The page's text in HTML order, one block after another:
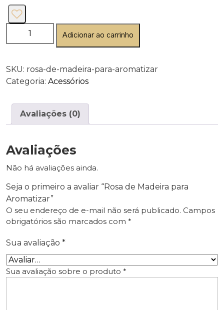
Adicionar ao carrinho
SKU: rosa-de-madeira-para-aromatizar
Categoria: Acessórios
Avaliações (0)
Avaliações
Não há avaliações ainda.
Seja o primeiro a avaliar “Rosa de Madeira para
Aromatizar”
O seu endereço de e-mail não será publicado. Campos
obrigatórios são marcados com *
Sua avaliação *
Sua avaliação sobre o produto *